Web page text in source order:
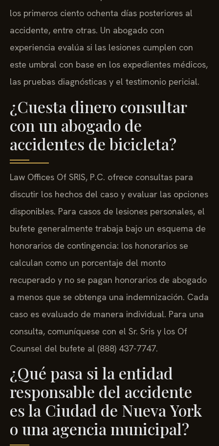
los primeros ciento ochenta días posteriores al
accidente, entre otras. Un abogado con
experiencia evalúa si las lesiones cumplen con
este umbral con base en los expedientes médicos,
las pruebas diagnósticas y el testimonio pericial.
¿Cuesta dinero consultar
con un abogado de
accidentes de bicicleta?
Law Offices Of SRIS, P.C. ofrece consultas para
discutir los hechos del caso y evaluar las opciones
disponibles. Para casos de lesiones personales, el
bufete generalmente trabaja bajo un esquema de
honorarios de contingencia: los honorarios se
calculan como un porcentaje del monto
recuperado y no se pagan honorarios de abogado
a menos que se obtenga una indemnización. Cada
caso es evaluado de manera individual. Para una
consulta, comuníquese con el Sr. Sris y los Of
Counsel del bufete al (888) 437-7747.
¿Qué pasa si la entidad
responsable del accidente
es la Ciudad de Nueva York
o una agencia municipal?